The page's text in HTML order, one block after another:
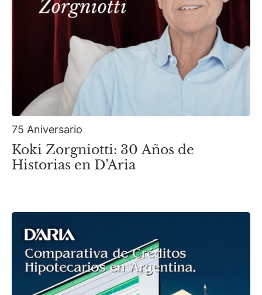
75 Aniversario
Koki Zorgniotti: 30 Años de
Historias en D’Aria